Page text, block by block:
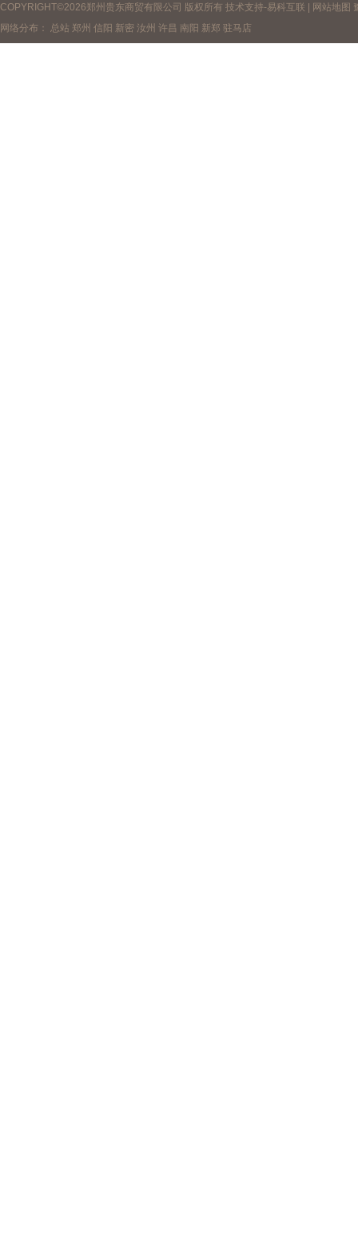
COPYRIGHT©2026郑州贵东商贸有限公司 版权所有 技术支持-易科互联 网站地图
网络分布： 总站 郑州 信阳 新密 汝州 许昌 南阳 新郑 驻马店